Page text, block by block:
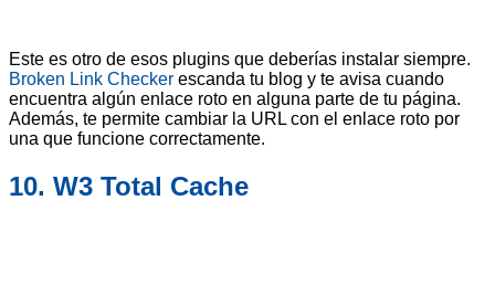
Este es otro de esos plugins que deberías instalar siempre.
Broken Link Checker escanda tu blog y te avisa cuando
encuentra algún enlace roto en alguna parte de tu página.
Además, te permite cambiar la URL con el enlace roto por
una que funcione correctamente.
10. W3 Total Cache